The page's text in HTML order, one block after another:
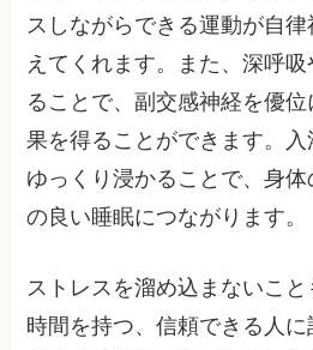
スしながらできる運動が自
えてくれます。また、深呼
ることで、副交感神経を優
果を得ることができます。
ゆっくり浸かることで、身
の良い睡眠につながります。
ストレスを溜め込まないこ
時間を持つ、信頼できる人に